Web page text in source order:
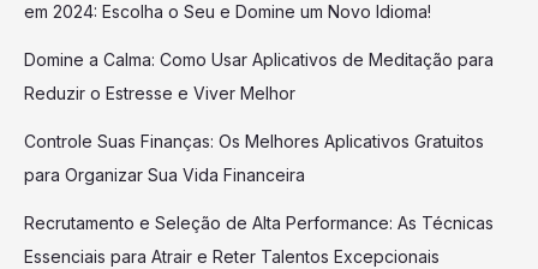
em 2024: Escolha o Seu e Domine um Novo Idioma!
Domine a Calma: Como Usar Aplicativos de Meditação para
Reduzir o Estresse e Viver Melhor
Controle Suas Finanças: Os Melhores Aplicativos Gratuitos
para Organizar Sua Vida Financeira
Recrutamento e Seleção de Alta Performance: As Técnicas
Essenciais para Atrair e Reter Talentos Excepcionais